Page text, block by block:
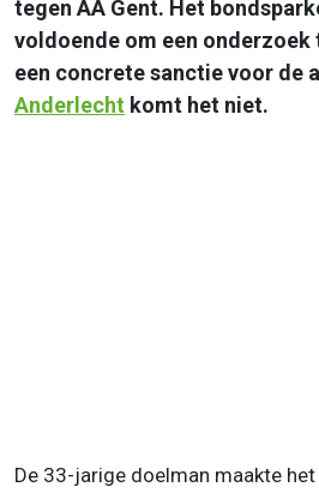
tegen AA Gent. Het
voldoende om een onderzoek
een concrete sanctie voor de
Anderlecht komt het niet.
De 33-jarige doelman maakte